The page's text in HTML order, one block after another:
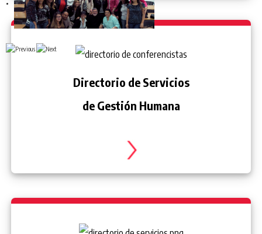
Directorio de Servicios
de Gestión Humana